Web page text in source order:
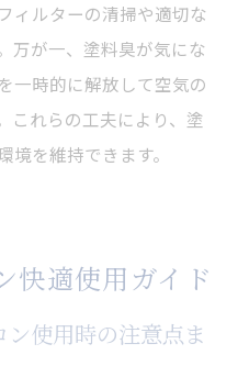
ィルターの清掃や適切な
万が一、塗料臭が気にな
一時的に解放して空気の
これらの工夫により、塗
を維持できます。
快適使用ガイド
使用時の注意点ま